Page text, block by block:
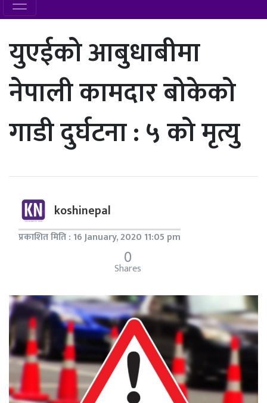
युएईको आबुधाबीमा
नेपाली कामदार बोकेको
गाडी दुर्घटना : ५ को मृत्यु
koshinepal
प्रकाशित मिति : 16 January, 2020 11:05 pm
0
Shares